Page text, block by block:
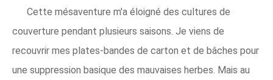
Cette mésaventure m'a éloigné des cultures de
couverture pendant plusieurs saisons. Je viens de
recouvrir mes plates-bandes de carton et de bâches pour
une suppression basique des mauvaises herbes. Mais au